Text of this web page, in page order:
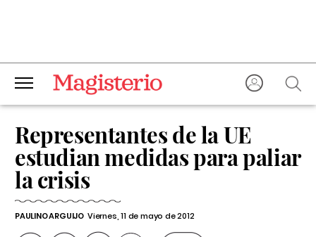
Representantes de la UE
estudian medidas para paliar
la crisis
PAULINO ARGUIJO Viernes, 11 de mayo de 2012